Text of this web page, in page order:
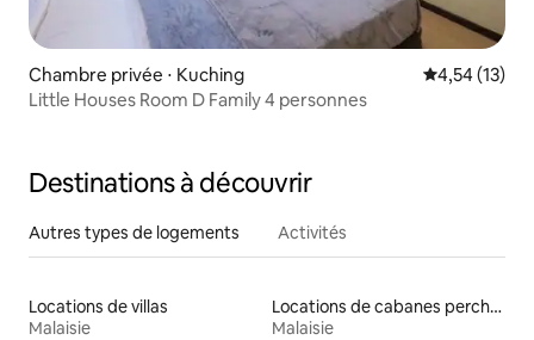
Chambre privée ⋅ Kuching Évaluation
4,54 (13)
Little Houses Room D Family 4 personnes
Destinations à découvrir
Autres types de logements Activités
Locations de villas
Malaisie
Locations de cabanes perchées
Malaisie